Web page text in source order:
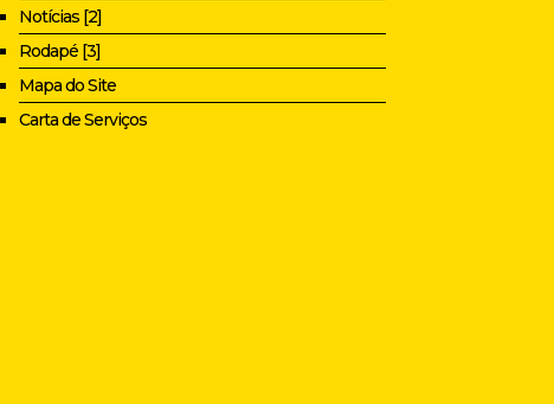
Notícias [2]
Rodapé [3]
Mapa do Site
Carta de Serviços